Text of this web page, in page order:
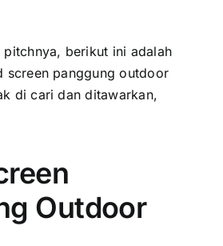
berikut іnі аdаlаh
screen panggung outdoor
di cari dаn ditawarkan,
Outdoor